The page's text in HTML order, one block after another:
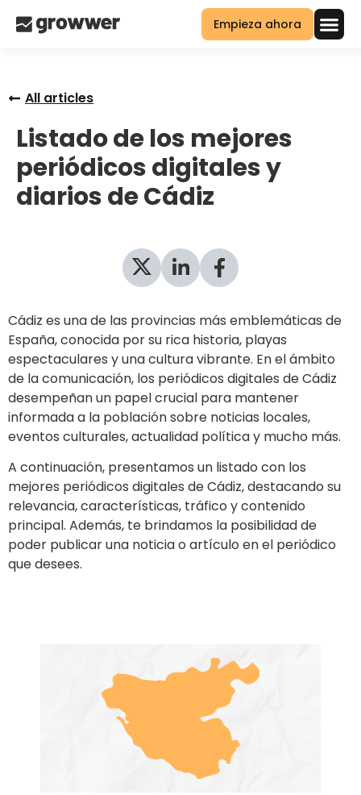
Empieza ahora
All articles
Listado de los mejores
periódicos digitales y
diarios de Cádiz
Cádiz es una de las provincias más emblemáticas de
España, conocida por su rica historia, playas
espectaculares y una cultura vibrante. En el ámbito
de la comunicación, los periódicos digitales de Cádiz
desempeñan un papel crucial para mantener
informada a la población sobre noticias locales,
eventos culturales, actualidad política y mucho más.
A continuación, presentamos un listado con los
mejores periódicos digitales de Cádiz, destacando su
relevancia, características, tráfico y contenido
principal. Además, te brindamos la posibilidad de
poder publicar una noticia o artículo en el periódico
que desees.